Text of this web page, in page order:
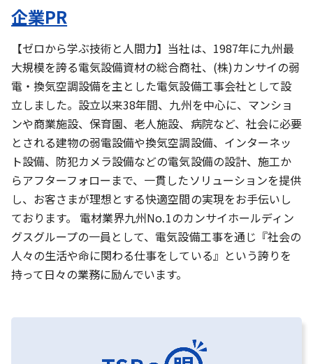
企業PR
【ゼロから学ぶ技術と人間力】当社は、1987年に九州最
大規模を誇る電気設備資材の総合商社、(株)カンサイの弱
電・換気空調設備を主とした電気設備工事会社として設
立しました。設立以来38年間、九州を中心に、マンショ
ンや商業施設、保育園、老人施設、病院など、社会に必要
とされる建物の弱電設備や換気空調設備、インターネッ
ト設備、防犯カメラ設備などの電気設備の設計、施工か
らアフターフォローまで、一貫したソリューションを提供
し、お客さまが理想とする快適空間の実現をお手伝いし
ております。 電材業界九州No.1のカンサイホールディン
グスグループの一員として、電気設備工事を通じ『社会の
人々の生活や命に関わる仕事をしている』という誇りを
持って日々の業務に励んでいます。